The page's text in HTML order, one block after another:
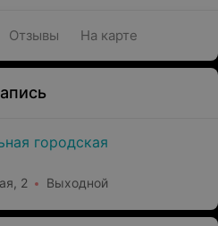
Отзывы На карте
городская
2 Выходной